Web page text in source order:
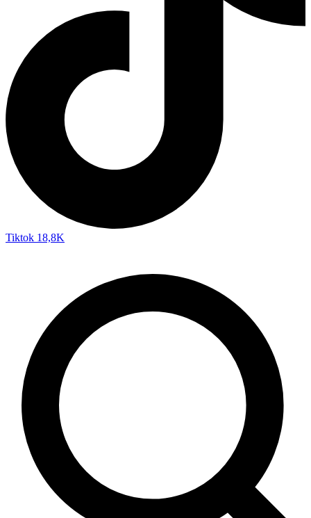
Tiktok 18,8K